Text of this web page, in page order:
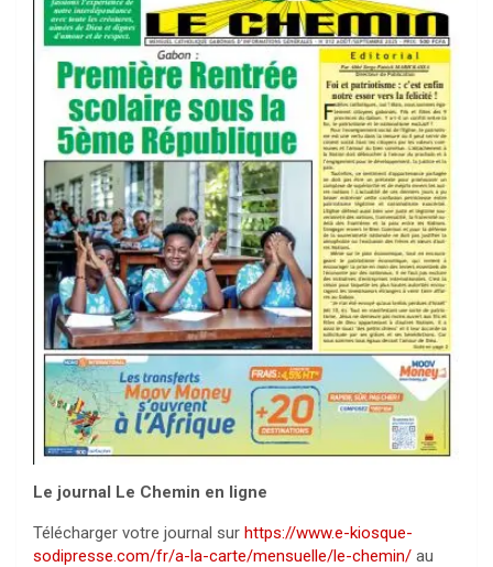
Le journal Le Chemin en ligne
Télécharger votre journal sur https://www.e-kiosque-
sodipresse.com/fr/a-la-carte/mensuelle/le-chemin/ au